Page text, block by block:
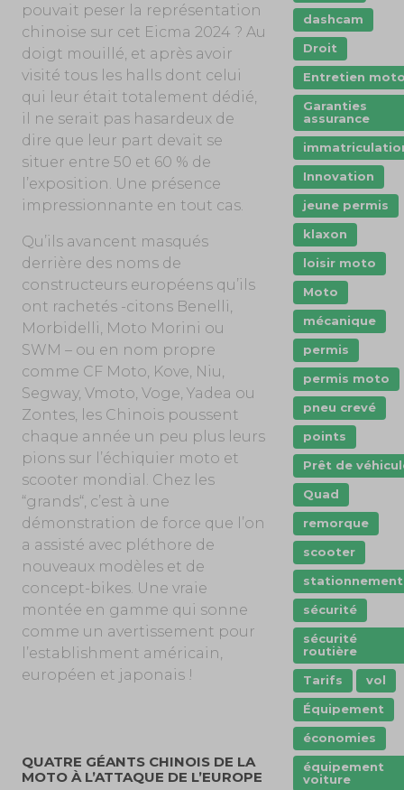
pouvait peser la représentation
chinoise sur cet Eicma 2024 ? Au
doigt mouillé, et après avoir
visité tous les halls dont celui
qui leur était totalement dédié,
il ne serait pas hasardeux de
dire que leur part devait se
situer entre 50 et 60 % de
l’exposition. Une présence
impressionnante en tout cas.
Qu’ils avancent masqués
derrière des noms de
constructeurs européens qu’ils
ont rachetés -citons Benelli,
Morbidelli, Moto Morini ou
SWM – ou en nom propre
comme CF Moto, Kove, Niu,
Segway, Vmoto, Voge, Yadea ou
Zontes, les Chinois poussent
chaque année un peu plus leurs
pions sur l’échiquier moto et
scooter mondial. Chez les
“grands“, c’est à une
démonstration de force que l’on
a assisté avec pléthore de
nouveaux modèles et de
concept-bikes. Une vraie
montée en gamme qui sonne
comme un avertissement pour
l’establishment américain,
européen et japonais !
QUATRE GÉANTS CHINOIS DE LA
MOTO À L’ATTAQUE DE L’EUROPE
dashcam
Droit
Entretien
Garanties
assurance
Innovation
jeune permis
klaxon
loisir moto
Moto
mécanique
permis
permis moto
pneu crevé
points
Prêt de
Quad
remorque
scooter
stationnement
sécurité
sécurité
routière
Tarifs
vol
Équipement
économies
équipement
voiture